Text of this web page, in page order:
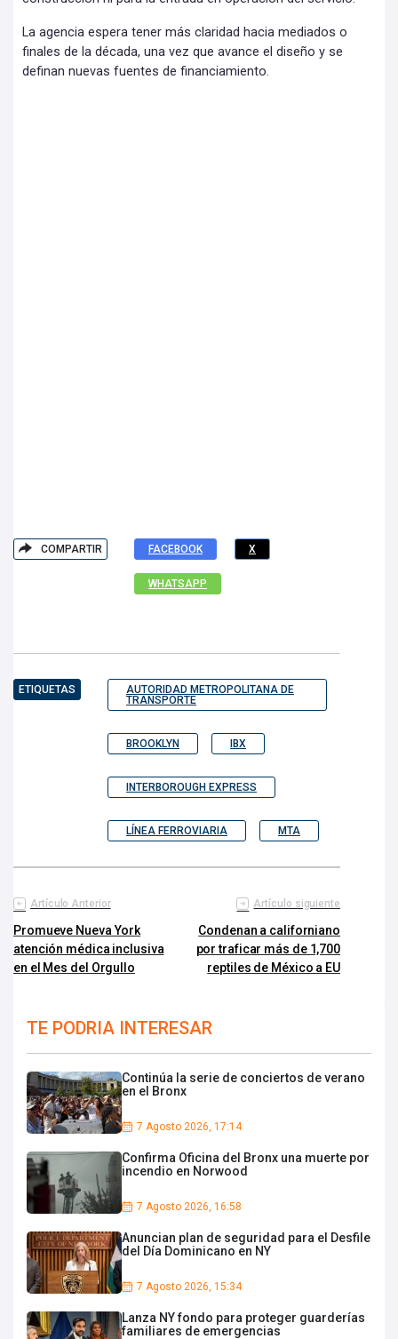
La agencia espera tener más claridad hacia mediados o
finales de la década, una vez que avance el diseño y se
definan nuevas fuentes de financiamiento.
COMPARTIR FACEBOOK X
WHATSAPP
ETIQUETAS
AUTORIDAD METROPOLITANA DE
TRANSPORTE
BROOKLYN IBX
INTERBOROUGH EXPRESS
LÍNEA FERROVIARIA MTA
Artículo Anterior
Promueve Nueva York
atención médica inclusiva
en el Mes del Orgullo
Artículo siguiente
Condenan a californiano
por traficar más de 1,700
reptiles de México a EU
TE PODRIA INTERESAR
Continúa la serie de conciertos de verano
en el Bronx
7 Agosto 2026, 17:14
Confirma Oficina del Bronx una muerte por
incendio en Norwood
7 Agosto 2026, 16:58
Anuncian plan de seguridad para el Desfile
del Día Dominicano en NY
7 Agosto 2026, 15:34
Lanza NY fondo para proteger guarderías
familiares de emergencias